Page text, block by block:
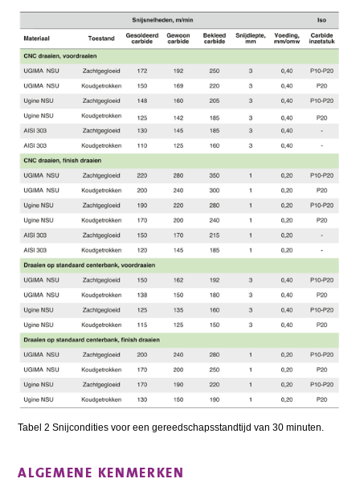
Tabel 2 Snijcondities voor een gereedschapsstandtijd van 30 minuten.
ALGEMENE KENMERKEN